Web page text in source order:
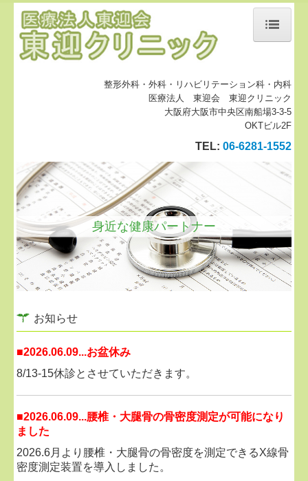
ホーム
地図、交通案内
個人情報保護方針
書面掲示事項
整形外科・外科・リハビリテーション科・内科
医療法人 東迎会 東迎クリニック
大阪府大阪市中央区南船場3-3-5
OKTビル2F
TEL: 06-6281-1552
身近な健康パートナー
お知らせ
■2026.06.09...お盆休み
8/13-15休診とさせていただきます。
■2026.06.09...腰椎・大腿骨の骨密度測定が可能になり
ました
2026.6月より腰椎・大腿骨の骨密度を測定できるX線骨
密度測定装置を導入しました。